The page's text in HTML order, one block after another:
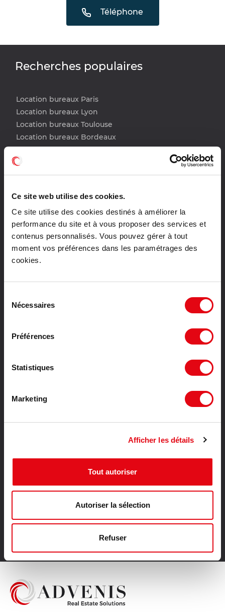
Ce site web utilise des cookies.
Ce site utilise des cookies destinés à améliorer la
performance du site et à vous proposer des services et
contenus personnalisés. Vous pouvez gérer à tout
moment vos préférences dans les paramétrages des
cookies.
Nécessaires
Préférences
Statistiques
Marketing
Afficher les détails
Tout autoriser
Autoriser la sélection
Refuser
Téléphone
Recherches populaires
Location bureaux Paris
Location bureaux Lyon
Location bureaux Toulouse
Location bureaux Bordeaux
Location bureaux Nantes
Location bureaux Strasbourg
Location bureaux Tours
Vente bureaux Paris
Vente bureaux Lyon
Vente bureaux Toulouse
Vente bureaux Bordeaux
Vente bureaux Lille
Vente bureaux Montpellier
Location activités Toulouse
Location activités Lille
Location activités Montpellier
Vente bureaux Bas Rhin
Vente bureaux Loire Atlantique
Vente bureaux Haute Garonne